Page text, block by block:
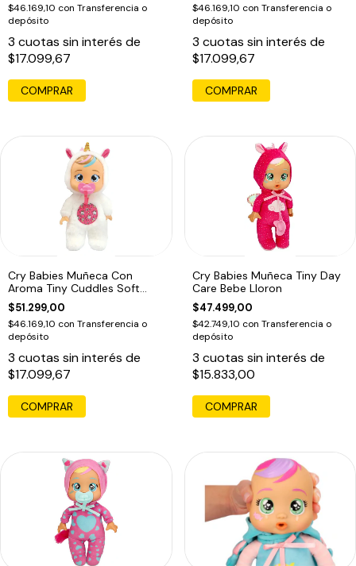
$46.169,10 con Transferencia o
depósito
3 cuotas sin interés de
$17.099,67
$46.169,10 con Transferencia o
depósito
3 cuotas sin interés de
$17.099,67
Cry Babies Muñeca Con
Aroma Tiny Cuddles Soft
Scents
$51.299,00
$46.169,10 con Transferencia o
depósito
3 cuotas sin interés de
$17.099,67
Cry Babies Muñeca Tiny Day
Care Bebe Lloron
$47.499,00
$42.749,10 con Transferencia o
depósito
3 cuotas sin interés de
$15.833,00